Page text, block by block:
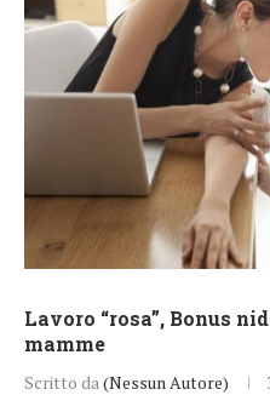
Lavoro “rosa”, Bonus
mamme
Scritto da (Nessun Autore)